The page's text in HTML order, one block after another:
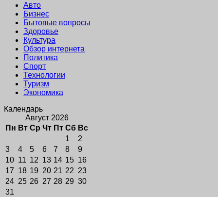
Авто
Бизнес
Бытовые вопросы
Здоровье
Культура
Обзор интернета
Политика
Спорт
Технологии
Туризм
Экономика
Календарь
Август 2026
Пн Вт Ср Чт Пт Сб Вс
1
2
3
4 5 6 7 8
9
10 11 12 13 14 15 16
17 18 19 20 21 22 23
24 25 26 27 28 29 30
31